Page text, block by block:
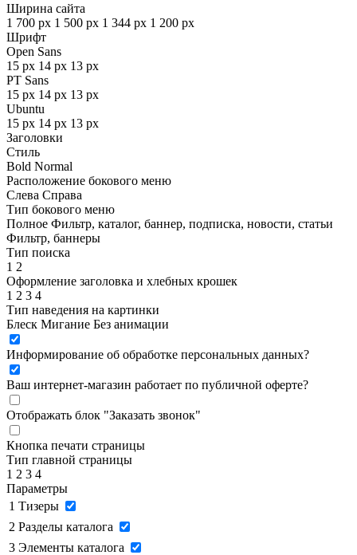
Ширина сайта
1 700 px 1 500 px 1 344 px 1 200 px
Шрифт
Open Sans
15 px 14 px 13 px
PT Sans
15 px 14 px 13 px
Ubuntu
15 px 14 px 13 px
Заголовки
Стиль
Bold Normal
Расположение бокового меню
Слева Справа
Тип бокового меню
Полное Фильтр, каталог, баннер, подписка, новости, статьи
Фильтр, баннеры
Тип поиска
1 2
Оформление заголовка и хлебных крошек
1 2 3 4
Тип наведения на картинки
Блеск Мигание Без анимации
Информирование об обработке персональных данных?
Ваш интернет-магазин работает по публичной оферте?
Отображать блок "Заказать звонок"
Кнопка печати страницы
Тип главной страницы
1 2 3 4
Параметры
1 Тизеры
2 Разделы каталога
3 Элементы каталога